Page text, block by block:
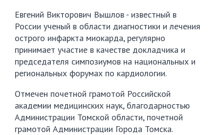
Евгений Викторович Вышлов - известный в
России ученый в области диагностики и лечения
острого инфаркта миокарда, регулярно
принимает участие в качестве докладчика и
председателя симпозиумов на национальных и
региональных форумах по кардиологии.
Отмечен почетной грамотой Российской
академии медицинских наук, благодарностью
Администрации Томской области, почетной
грамотой Администрации Города Томска.